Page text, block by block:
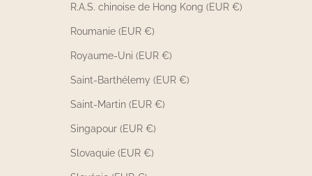
R.A.S. chinoise de Hong Kong (EUR €)
Roumanie (EUR €)
Royaume-Uni (EUR €)
Saint-Barthélemy (EUR €)
Saint-Martin (EUR €)
Singapour (EUR €)
Slovaquie (EUR €)